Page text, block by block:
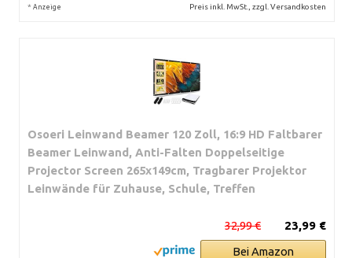
* Anzeige Preis inkl. MwSt., zzgl. Versandkosten
Osoeri Leinwand Beamer 120 Zoll, 16:9 HD Faltbarer
Beamer Leinwand, Anti-Falten Doppelseitige
Projector Screen 265x149cm, Tragbarer Projektor
Leinwände für Zuhause, Schule, Treffen
23,99 €
32,99 €
Bei Amazon